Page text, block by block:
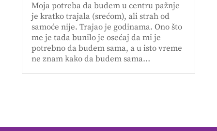
Moja potreba da budem u centru pažnje
je kratko trajala (srećom), ali strah od
samoće nije. Trajao je godinama. Ono što
me je tada bunilo je osećaj da mi je
potrebno da budem sama, a u isto vreme
ne znam kako da budem sama…